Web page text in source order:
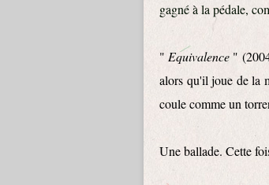
gagné à la pédale,
" Equivalence "
alors qu'il joue de la
coule comme un
Une ballade. Cette